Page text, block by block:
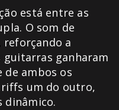
está entre as
O som de
reforçando a
guitarras ganharam
de ambos os
um do outro,
dinâmico.